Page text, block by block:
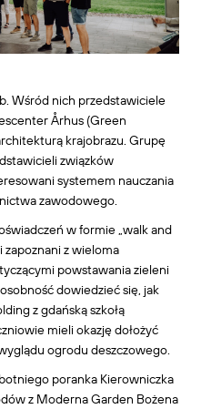
Wśród nich przedstawiciele
Århus (Green
krajobrazu. Grupę
związków
systemem nauczania
zawodowego.
w formie „walk and
zapoznani z wieloma
powstawania zieleni
dowiedzieć się, jak
z gdańską szkołą
mieli okazję dołożyć
ogrodu deszczowego.
poranka Kierowniczka
z Moderna Garden Bożena